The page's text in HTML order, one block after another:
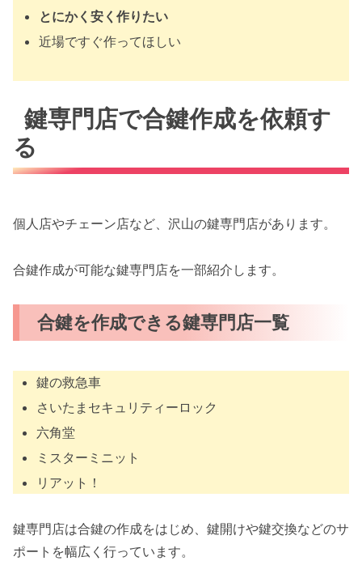
とにかく安く作りたい
近場ですぐ作ってほしい
鍵専門店で合鍵作成を依頼す
る
個人店やチェーン店など、沢山の鍵専門店があります。
合鍵作成が可能な鍵専門店を一部紹介します。
合鍵を作成できる鍵専門店一覧
鍵の救急車
さいたまセキュリティーロック
六角堂
ミスターミニット
リアット！
鍵専門店は合鍵の作成をはじめ、鍵開けや鍵交換などのサ
ポートを幅広く行っています。